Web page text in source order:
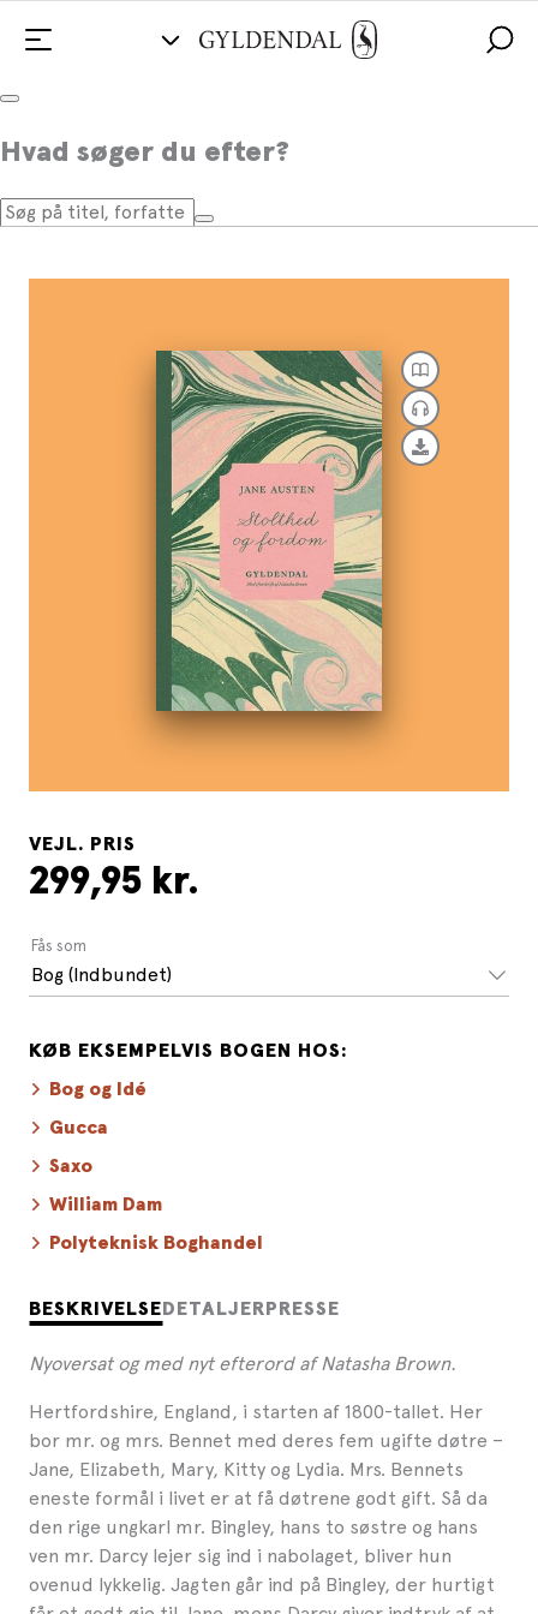
Hvad søger du efter?
Stolthed og fordom
BESKRIVELSE DETALJER PRESSE
Nyoversat og med nyt efterord af Natasha Brown.
Hertfordshire, England, i starten af 1800-tallet. Her
bor mr. og mrs. Bennet med deres fem ugifte døtre –
Jane, Elizabeth, Mary, Kitty og Lydia. Mrs. Bennets
eneste formål i livet er at få døtrene godt gift. Så da
den rige ungkarl mr. Bingley, hans to søstre og hans
ven mr. Darcy lejer sig ind i nabolaget, bliver hun
ovenud lykkelig. Jagten går ind på Bingley, der hurtigt
VEJL. PRIS
299,95 kr.
Fås som
Bog (Indbundet)
KØB EKSEMPELVIS BOGEN HOS:
Bog og Idé
Gucca
Saxo
William Dam
Polyteknisk Boghandel